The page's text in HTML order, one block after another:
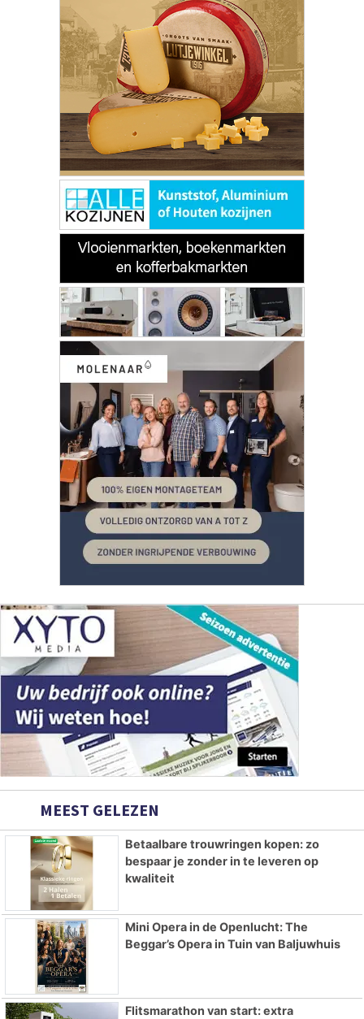
MEEST GELEZEN
Betaalbare trouwringen kopen: zo
bespaar je zonder in te leveren op
kwaliteit
Mini Opera in de Openlucht: The
Beggar’s Opera in Tuin van Baljuwhuis
Flitsmarathon van start: extra